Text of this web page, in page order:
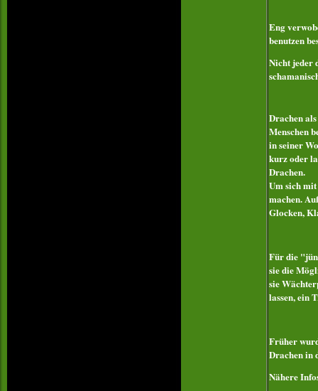
Eng
benutzen
Nicht jeder
Drachen
Menschen
in seiner
kurz oder
Drachen.
Um sich
machen.
Glocken,
Für die
sie die
sie
lassen, ein
Früher
Drachen in
Nähere